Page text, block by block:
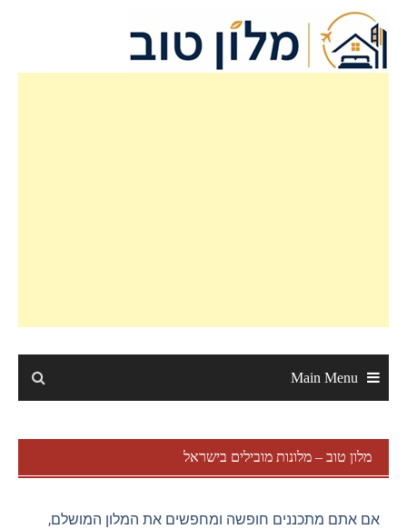
Main Menu
מלון טוב – מלונות מובילים בישראל
אם אתם מתכננים חופשה ומחפשים את המלון המושלם,